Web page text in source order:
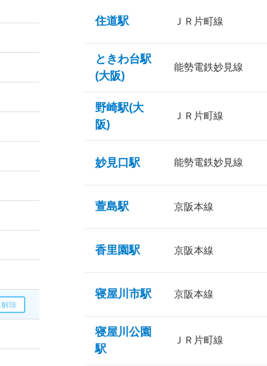
住道駅 ＪＲ片町線
ときわ台駅
(大阪)
能勢電鉄妙見線
野崎駅(大
阪)
ＪＲ片町線
妙見口駅 能勢電鉄妙見線
萱島駅 京阪本線
香里園駅 京阪本線
寝屋川市駅 京阪本線
寝屋川公園
駅
ＪＲ片町線